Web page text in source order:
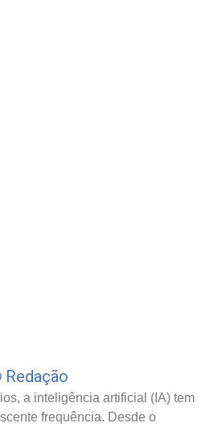
Redação
a inteligência artificial (IA) tem
frequência. Desde o